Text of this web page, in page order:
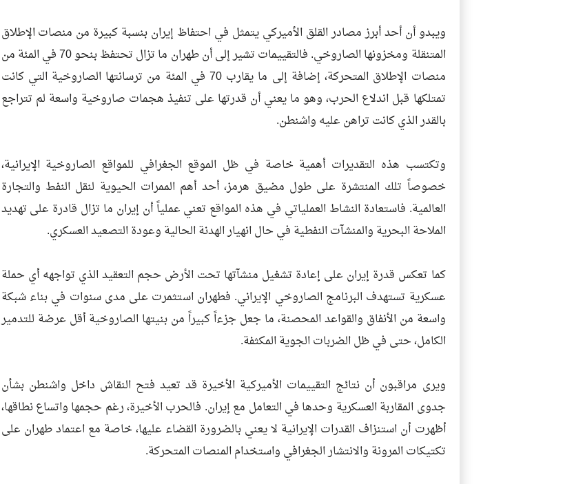
ويبدو أن أحد أبرز مصادر القلق الأميركي يتمثل في احتفاظ إيران بنسبة كبيرة من منصات الإطلاق
المتنقلة ومخزونها الصاروخي. فالتقييمات تشير إلى أن طهران ما تزال تحتفظ بنحو 70 في المئة من
منصات الإطلاق المتحركة، إضافة إلى ما يقارب 70 في المئة من ترسانتها الصاروخية التي كانت
تمتلكها قبل اندلاع الحرب، وهو ما يعني أن قدرتها على تنفيذ هجمات صاروخية واسعة لم تتراجع
بالقدر الذي كانت تراهن عليه واشنطن.
وتكتسب هذه التقديرات أهمية خاصة في ظل الموقع الجغرافي للمواقع الصاروخية الإيرانية،
خصوصاً تلك المنتشرة على طول مضيق هرمز، أحد أهم الممرات الحيوية لنقل النفط والتجارة
العالمية. فاستعادة النشاط العملياتي في هذه المواقع تعني عملياً أن إيران ما تزال قادرة على تهديد
الملاحة البحرية والمنشآت النفطية في حال انهيار الهدنة الحالية وعودة التصعيد العسكري.
كما تعكس قدرة إيران على إعادة تشغيل منشآتها تحت الأرض حجم التعقيد الذي تواجهه أي حملة
عسكرية تستهدف البرنامج الصاروخي الإيراني. فطهران استثمرت على مدى سنوات في بناء شبكة
واسعة من الأنفاق والقواعد المحصنة، ما جعل جزءاً كبيراً من بنيتها الصاروخية أقل عرضة للتدمير
الكامل، حتى في ظل الضربات الجوية المكثفة.
ويرى مراقبون أن نتائج التقييمات الأميركية الأخيرة قد تعيد فتح النقاش داخل واشنطن بشأن
جدوى المقاربة العسكرية وحدها في التعامل مع إيران. فالحرب الأخيرة، رغم حجمها واتساع نطاقها،
أظهرت أن استنزاف القدرات الإيرانية لا يعني بالضرورة القضاء عليها، خاصة مع اعتماد طهران على
تكتيكات المرونة والانتشار الجغرافي واستخدام المنصات المتحركة.